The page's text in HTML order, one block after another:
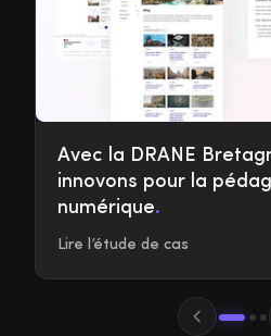
Avec la DRANE
innovons pour la
numérique.
Lire l’étude de cas